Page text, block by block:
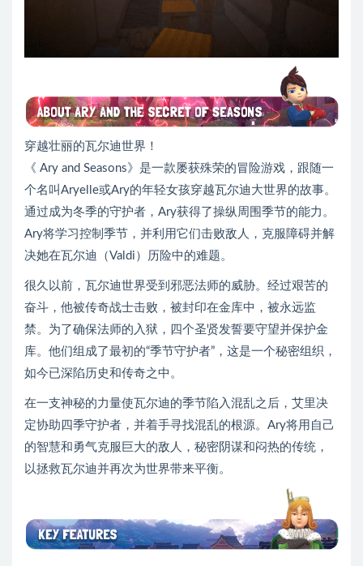
穿越壮丽的瓦尔迪世界！
《 Ary and Seasons》是一款屡获殊荣的冒险游戏，跟随一
个名叫Aryelle或Ary的年轻女孩穿越瓦尔迪大世界的故事。
通过成为冬季的守护者，Ary获得了操纵周围季节的能力。
Ary将学习控制季节，并利用它们击败敌人，克服障碍并解
决她在瓦尔迪（Valdi）历险中的难题。
很久以前，瓦尔迪世界受到邪恶法师的威胁。经过艰苦的
奋斗，他被传奇战士击败，被封印在金库中，被永远监
禁。为了确保法师的入狱，四个圣贤发誓要守望并保护金
库。他们组成了最初的“季节守护者”，这是一个秘密组织，
如今已深陷历史和传奇之中。
在一支神秘的力量使瓦尔迪的季节陷入混乱之后，艾里决
定协助四季守护者，并着手寻找混乱的根源。Ary将用自己
的智慧和勇气克服巨大的敌人，秘密阴谋和闷热的传统，
以拯救瓦尔迪并再次为世界带来平衡。